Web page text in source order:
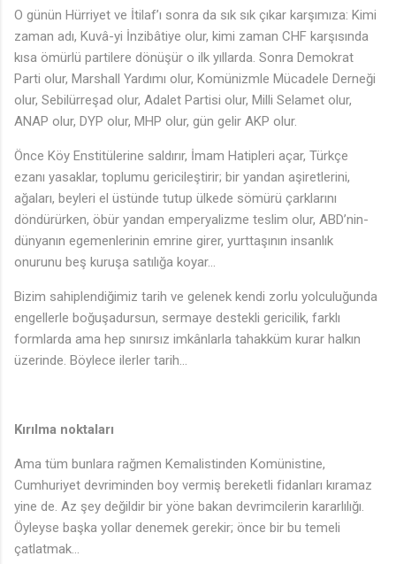
O günün Hürriyet ve İtilaf’ı sonra da sık sık çıkar karşımıza: Kimi
zaman adı, Kuvâ-yi İnzibâtiye olur, kimi zaman CHF karşısında
kısa ömürlü partilere dönüşür o ilk yıllarda. Sonra Demokrat
Parti olur, Marshall Yardımı olur, Komünizmle Mücadele Derneği
olur, Sebilürreşad olur, Adalet Partisi olur, Milli Selamet olur,
ANAP olur, DYP olur, MHP olur, gün gelir AKP olur.
Önce Köy Enstitülerine saldırır, İmam Hatipleri açar, Türkçe
ezanı yasaklar, toplumu gericileştirir; bir yandan aşiretlerini,
ağaları, beyleri el üstünde tutup ülkede sömürü çarklarını
döndürürken, öbür yandan emperyalizme teslim olur, ABD’nin-
dünyanın egemenlerinin emrine girer, yurttaşının insanlık
onurunu beş kuruşa satılığa koyar…
Bizim sahiplendiğimiz tarih ve gelenek kendi zorlu yolculuğunda
engellerle boğuşadursun, sermaye destekli gericilik, farklı
formlarda ama hep sınırsız imkânlarla tahakküm kurar halkın
üzerinde. Böylece ilerler tarih…
Kırılma noktaları
Ama tüm bunlara rağmen Kemalistinden Komünistine,
Cumhuriyet devriminden boy vermiş bereketli fidanları kıramaz
yine de. Az şey değildir bir yöne bakan devrimcilerin kararlılığı.
Öyleyse başka yollar denemek gerekir; önce bir bu temeli
çatlatmak…